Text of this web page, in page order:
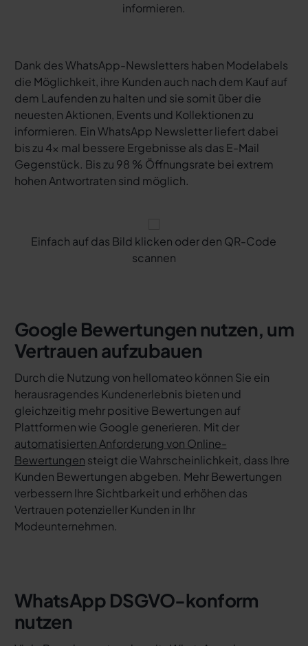
informieren.
Dank des WhatsApp-Newsletters haben Modelabels
die Möglichkeit, ihre Kunden auch nach dem Kauf auf
dem Laufenden zu halten und sie somit über die
neuesten Aktionen, Events und Kollektionen zu
informieren. Ein WhatsApp Newsletter liefert dabei
bis zu 4x mal bessere Ergebnisse als das E-Mail
Gegenstück. Bis zu 98 % Öffnungsrate bei extrem
hohen Antwortraten sind möglich.
Einfach auf das Bild klicken oder den QR-Code
scannen
Google Bewertungen nutzen, um
Vertrauen aufzubauen
Durch die Nutzung von hellomateo können Sie ein
herausragendes Kundenerlebnis bieten und
gleichzeitig mehr positive Bewertungen auf
Plattformen wie Google generieren. Mit der
automatisierten Anforderung von Online-
Bewertungen steigt die Wahrscheinlichkeit, dass Ihre
Kunden Bewertungen abgeben. Mehr Bewertungen
verbessern Ihre Sichtbarkeit und erhöhen das
Vertrauen potenzieller Kunden in Ihr
Modeunternehmen.
WhatsApp DSGVO-konform
nutzen